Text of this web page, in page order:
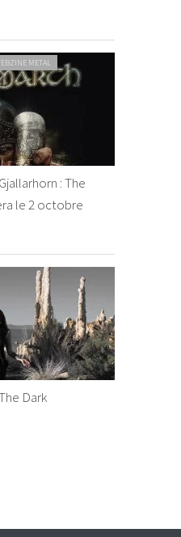
METAL
: The
le 2 octobre
Dark